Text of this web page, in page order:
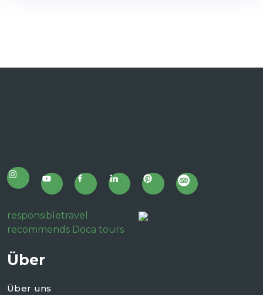
responsibletravel
recommends Doca tours
Über
Über uns